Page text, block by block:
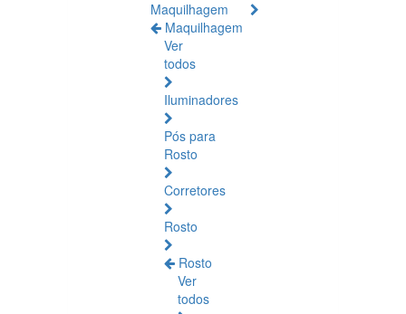
Maquilhagem
Maquilhagem
Ver
todos
Iluminadores
Pós para
Rosto
Corretores
Rosto
Rosto
Ver
todos